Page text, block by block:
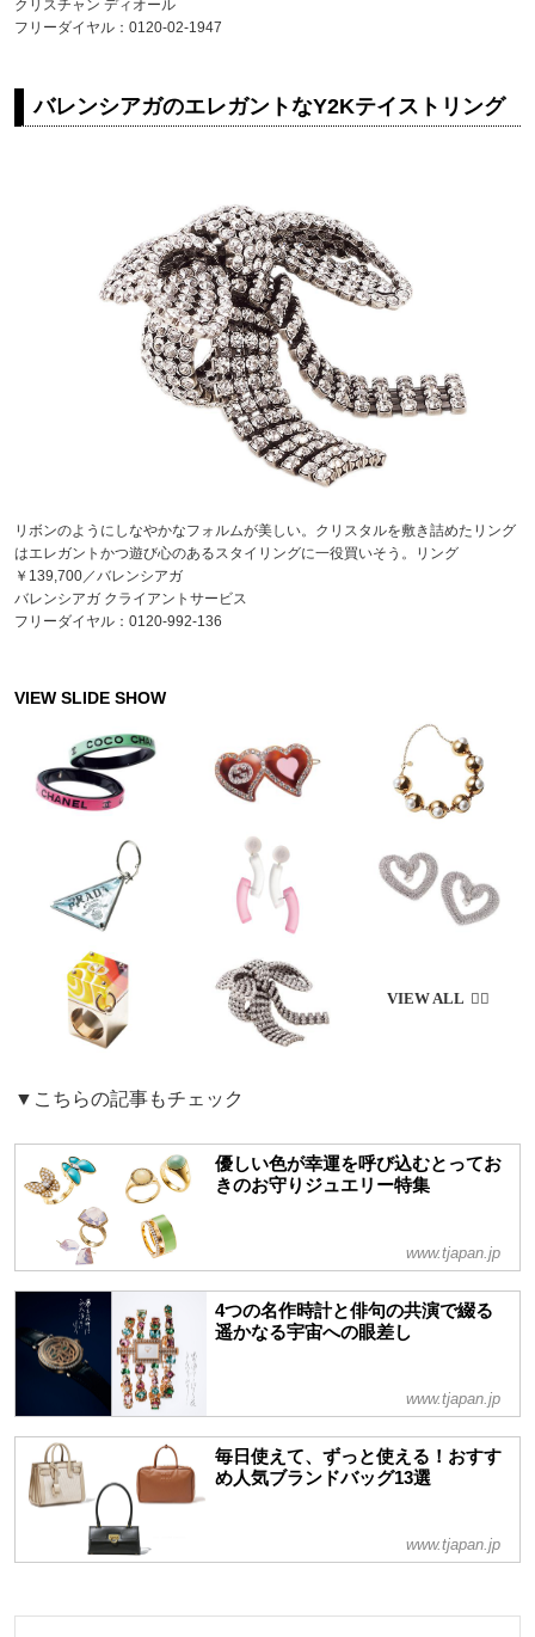
クリスチャン ディオール
フリーダイヤル：0120-02-1947
バレンシアガのエレガントなY2Kテイストリング
リボンのようにしなやかなフォルムが美しい。クリスタルを敷き詰めたリング
はエレガントかつ遊び心のあるスタイリングに一役買いそう。リング
￥139,700／バレンシアガ
バレンシアガ クライアントサービス
フリーダイヤル：0120-992-136
▼こちらの記事もチェック
優しい色が幸運を呼び込むとってお
きのお守りジュエリー特集
www.tjapan.jp
4つの名作時計と俳句の共演で綴る
遥かなる宇宙への眼差し
www.tjapan.jp
毎日使えて、ずっと使える！おすす
め人気ブランドバッグ13選
www.tjapan.jp